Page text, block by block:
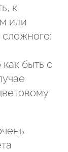
к
или
быть с